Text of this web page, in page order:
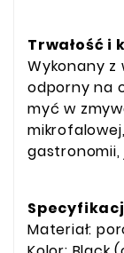
Trwałość i
Wykonany z
odporny na
myć w
gastronomii,
Materiał: